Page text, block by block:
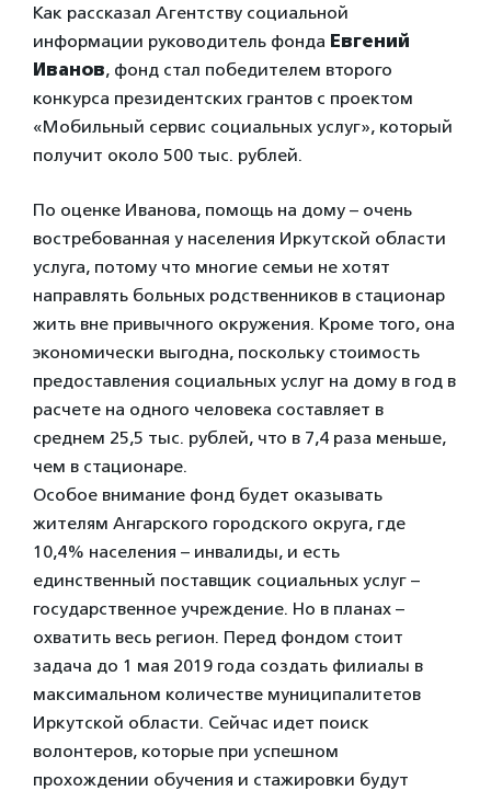
Как рассказал Агентству социальной
информации руководитель фонда Евгений
Иванов, фонд стал победителем второго
конкурса президентских грантов с проектом
«Мобильный сервис социальных услуг», который
получит около 500 тыс. рублей.
По оценке Иванова, помощь на дому – очень
востребованная у населения Иркутской области
услуга, потому что многие семьи не хотят
направлять больных родственников в стационар
жить вне привычного окружения. Кроме того, она
экономически выгодна, поскольку стоимость
предоставления социальных услуг на дому в год в
расчете на одного человека составляет в
среднем 25,5 тыс. рублей, что в 7,4 раза меньше,
чем в стационаре.
Особое внимание фонд будет оказывать
жителям Ангарского городского округа, где
10,4% населения – инвалиды, и есть
единственный поставщик социальных услуг –
государственное учреждение. Но в планах –
охватить весь регион. Перед фондом стоит
задача до 1 мая 2019 года создать филиалы в
максимальном количестве муниципалитетов
Иркутской области. Сейчас идет поиск
волонтеров, которые при успешном
прохождении обучения и стажировки будут